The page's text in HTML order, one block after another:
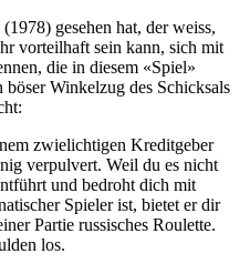
(1978) gesehen hat, der weiss,
vorteilhaft sein kann, sich mit
die in diesem «Spiel»
Winkelzug des Schicksals
zwielichtigen Kreditgeber
verpulvert. Weil du es nicht
und bedroht dich mit
Spieler ist, bietet er dir
Partie russisches Roulette.
los.